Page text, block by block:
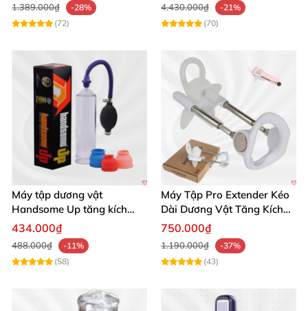
1.389.000₫
-28%
(72)
4.430.000₫
-21%
(70)
Máy tập dương vật
Handsome Up tăng kích
thước hiệu quả nhanh
434.000₫
488.000₫
-11%
(58)
Máy Tập Pro Extender Kéo
Dài Dương Vật Tăng Kích
Thước Hiệu Quả
750.000₫
1.190.000₫
-37%
(43)